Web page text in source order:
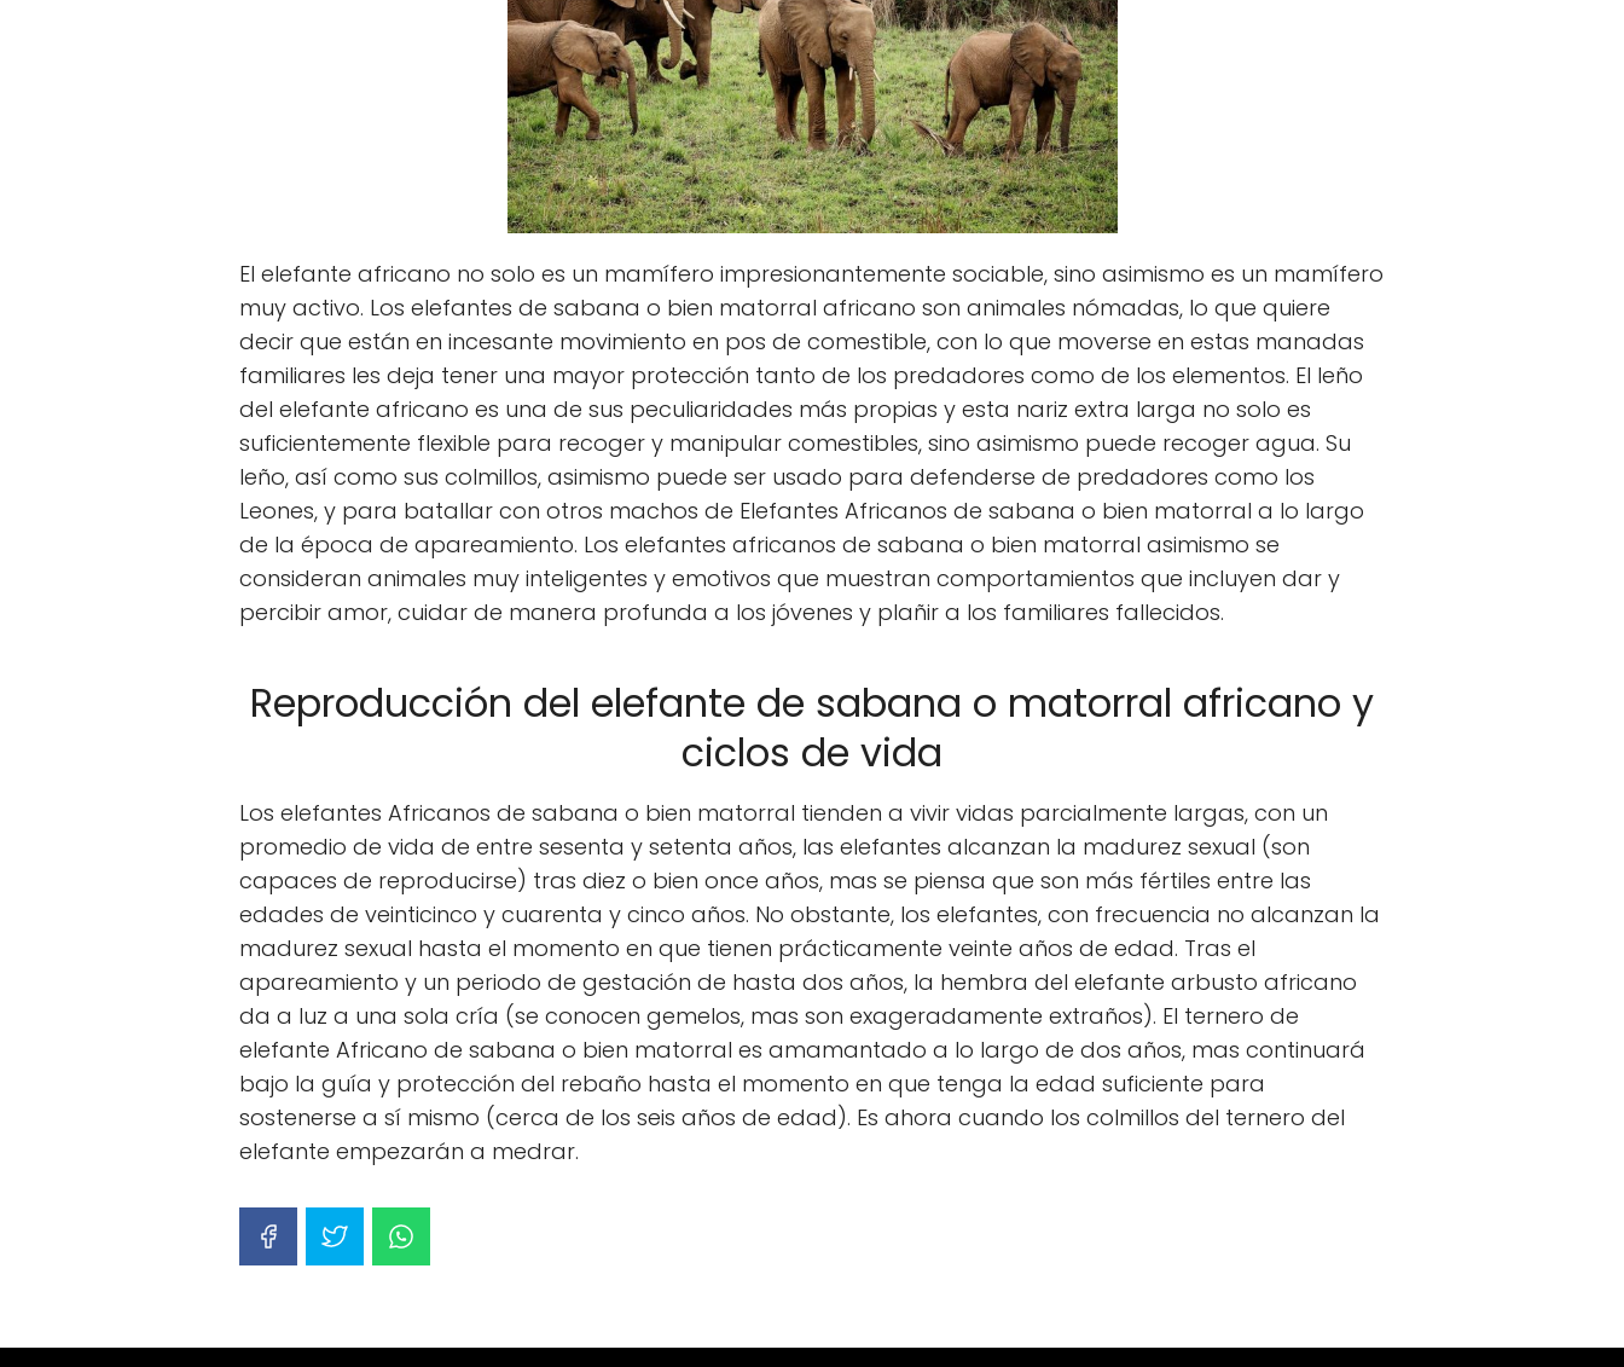
El elefante africano no solo es un mamífero impresionantemente sociable, sino asimismo es un mamífero
muy activo. Los elefantes de sabana o bien matorral africano son animales nómadas, lo que quiere
decir que están en incesante movimiento en pos de comestible, con lo que moverse en estas manadas
familiares les deja tener una mayor protección tanto de los predadores como de los elementos. El leño
del elefante africano es una de sus peculiaridades más propias y esta nariz extra larga no solo es
suficientemente flexible para recoger y manipular comestibles, sino asimismo puede recoger agua. Su
leño, así como sus colmillos, asimismo puede ser usado para defenderse de predadores como los
Leones, y para batallar con otros machos de Elefantes Africanos de sabana o bien matorral a lo largo
de la época de apareamiento. Los elefantes africanos de sabana o bien matorral asimismo se
consideran animales muy inteligentes y emotivos que muestran comportamientos que incluyen dar y
percibir amor, cuidar de manera profunda a los jóvenes y plañir a los familiares fallecidos.
Reproducción del elefante de sabana o matorral africano y
ciclos de vida
Los elefantes Africanos de sabana o bien matorral tienden a vivir vidas parcialmente largas, con un
promedio de vida de entre sesenta y setenta años, las elefantes alcanzan la madurez sexual (son
capaces de reproducirse) tras diez o bien once años, mas se piensa que son más fértiles entre las
edades de veinticinco y cuarenta y cinco años. No obstante, los elefantes, con frecuencia no alcanzan la
madurez sexual hasta el momento en que tienen prácticamente veinte años de edad. Tras el
apareamiento y un periodo de gestación de hasta dos años, la hembra del elefante arbusto africano
da a luz a una sola cría (se conocen gemelos, mas son exageradamente extraños). El ternero de
elefante Africano de sabana o bien matorral es amamantado a lo largo de dos años, mas continuará
bajo la guía y protección del rebaño hasta el momento en que tenga la edad suficiente para
sostenerse a sí mismo (cerca de los seis años de edad). Es ahora cuando los colmillos del ternero del
elefante empezarán a medrar.